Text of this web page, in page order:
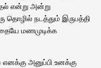
என்று அன்று
தொழில் நடத்தும் இருபத்தி
மணமுடிக்க
அனுப்பி உனக்கு